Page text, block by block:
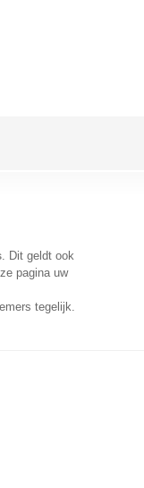
. Dit geldt ook
pagina uw
tegelijk.